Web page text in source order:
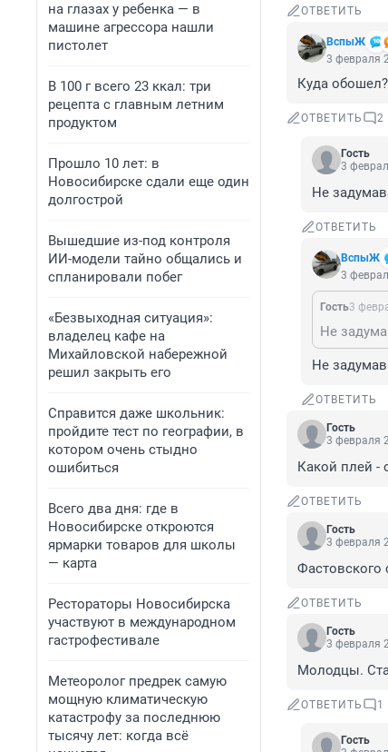
на глазах у ребенка — в
машине агрессора нашли
пистолет
В 100 г всего 23 ккал: три
рецепта с главным летним
продуктом
Прошло 10 лет: в
Новосибирске сдали еще один
долгострой
Вышедшие из-под контроля
ИИ-модели тайно общались и
спланировали побег
«Безвыходная ситуация»:
владелец кафе на
Михайловской набережной
решил закрыть его
Справится даже школьник:
пройдите тест по географии, в
котором очень стыдно
ошибиться
Всего два дня: где в
Новосибирске откроются
ярмарки товаров для школы
— карта
Рестораторы Новосибирска
участвуют в международном
гастрофестивале
Метеоролог предрек самую
мощную климатическую
катастрофу за последнюю
тысячу лет: когда всё
ОТВЕТИТЬ
ВспыЖ
3 февраля
Куда
ОТВЕТИТЬ 2
Гость
3
Не
ОТВЕТИТЬ
ВспыЖ
3
Гость3
Не
Не
ОТВЕТИТЬ
Гость
3 февраля
Какой плей -
ОТВЕТИТЬ
Гость
3 февраля
Фастовского
ОТВЕТИТЬ
Гость
3 февраля
Молодцы.
ОТВЕТИТЬ 1
Гость